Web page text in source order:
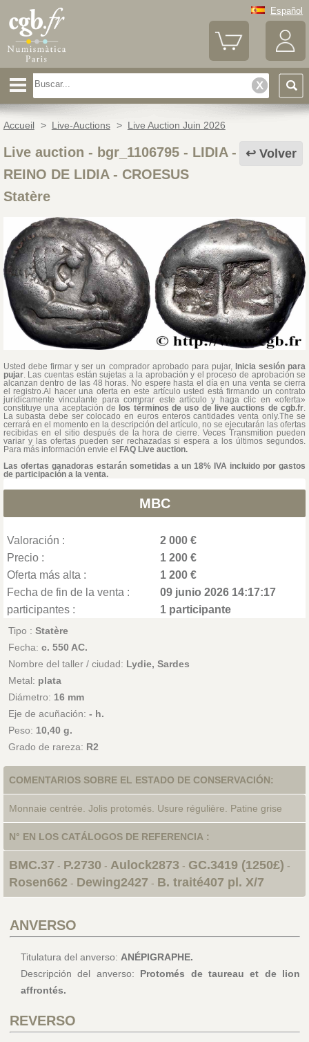
Español
Accueil > Live-Auctions > Live Auction Juin 2026
Volver
Live auction - bgr_1106795- LIDIA -
REINO DE LIDIA - CROESUS
Statère
Usted debe firmar y ser un comprador aprobado para pujar, Inicia sesión para
pujar. Las cuentas están sujetas a la aprobación y el proceso de aprobación se
alcanzan dentro de las 48 horas. No espere hasta el día en una venta se cierra
el registro.Al hacer una oferta en este artículo usted está firmando un contrato
jurídicamente vinculante para comprar este artículo y haga clic en «oferta»
constituye una aceptación de los términos de uso de live auctions de cgb.fr.
La subasta debe ser colocado en euros enteros cantidades venta only.The se
cerrará en el momento en la descripción del artículo, no se ejecutarán las ofertas
recibidas en el sitio después de la hora de cierre. Veces Transmition pueden
variar y las ofertas pueden ser rechazadas si espera a los últimos segundos.
Para más información envie el
FAQ Live auction.
Las ofertas ganadoras estarán sometidas a un 18% IVA incluido por gastos
de participación a la venta.
MBC
Valoración :
2 000 €
Precio :
1 200 €
Oferta más alta :
1 200 €
Fecha de fin de la venta :
09 junio 2026 14:17:17
participantes :
1 participante
Tipo : Statère
Fecha: c. 550 AC.
Nombre del taller / ciudad: Lydie, Sardes
Metal: plata
Diámetro: 16 mm
Eje de acuñación: - h.
Peso: 10,40 g.
Grado de rareza: R2
COMENTARIOS SOBRE EL ESTADO DE CONSERVACIÓN:
Monnaie centrée. Jolis protomés. Usure régulière. Patine grise
N° EN LOS CATÁLOGOS DE REFERENCIA :
BMC.37 - P.2730 - Aulock2873 - GC.3419 (1250£) -
Rosen662 - Dewing2427 - B. traité407 pl. X/7
ANVERSO
Titulatura del anverso: ANÉPIGRAPHE.
Descripción del anverso: Protomés de taureau et de lion
affrontés.
REVERSO